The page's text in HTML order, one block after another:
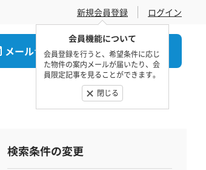
新規会員登録
会員機能について
会員登録を行うと、希望条件に応じ
た物件の案内メールが届いたり、会
員限定記事を見ることができます。
閉じる
ログイン
メールでお問合せ 電話でお問合せ
検索条件の変更